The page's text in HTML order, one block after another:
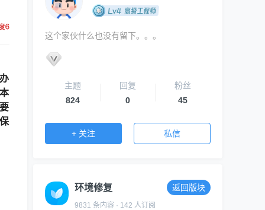
这个家伙什么也没有留下。。。
主题
824
回复
0
粉丝
45
+ 关注 私信
环境修复 返回版块
9831 条内容 · 142 人订阅